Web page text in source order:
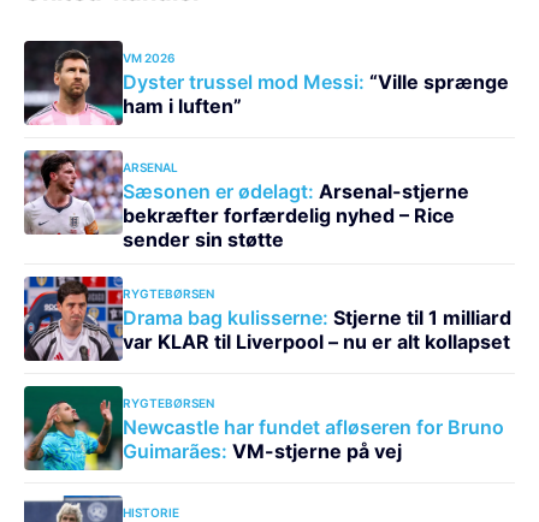
VM 2026
Dyster trussel mod Messi: “Ville sprænge
ham i luften”
ARSENAL
Sæsonen er ødelagt: Arsenal-stjerne
bekræfter forfærdelig nyhed – Rice
sender sin støtte
RYGTEBØRSEN
Drama bag kulisserne: Stjerne til 1 milliard
var KLAR til Liverpool – nu er alt kollapset
RYGTEBØRSEN
Newcastle har fundet afløseren for Bruno
Guimarães: VM-stjerne på vej
HISTORIE